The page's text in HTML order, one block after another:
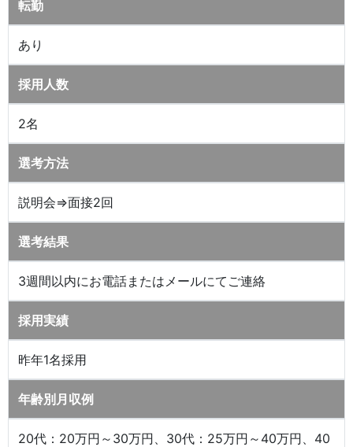
転勤
あり
採用人数
2名
選考方法
説明会⇒面接2回
選考結果
3週間以内にお電話またはメールにてご連絡
採用実績
昨年1名採用
年齢別月収例
20代：20万円～30万円、30代：25万円～40万円、40